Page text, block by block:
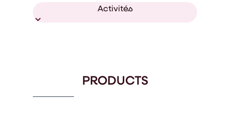
Activités
PRODUCTS